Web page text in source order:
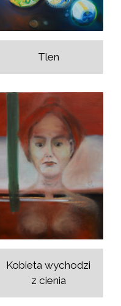
Tlen
Kobieta wychodzi
z cienia